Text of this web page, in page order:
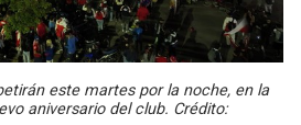
este martes por la noche, en la
aniversario del club. Crédito: